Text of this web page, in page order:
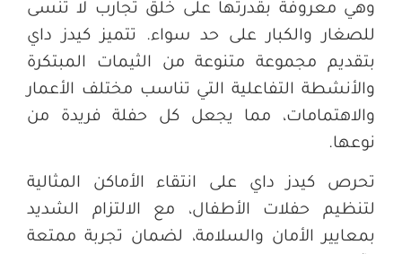
وهي معروفة بقدرتها على خلق تجارب لا تُنسى
للصغار والكبار على حد سواء. تتميز كيدز داي
بتقديم مجموعة متنوعة من الثيمات المبتكرة
والأنشطة التفاعلية التي تناسب مختلف الأعمار
والاهتمامات، مما يجعل كل حفلة فريدة من
نوعها.
تحرص كيدز داي على انتقاء الأماكن المثالية
لتنظيم حفلات الأطفال، مع الالتزام الشديد
بمعايير الأمان والسلامة، لضمان تجربة ممتعة